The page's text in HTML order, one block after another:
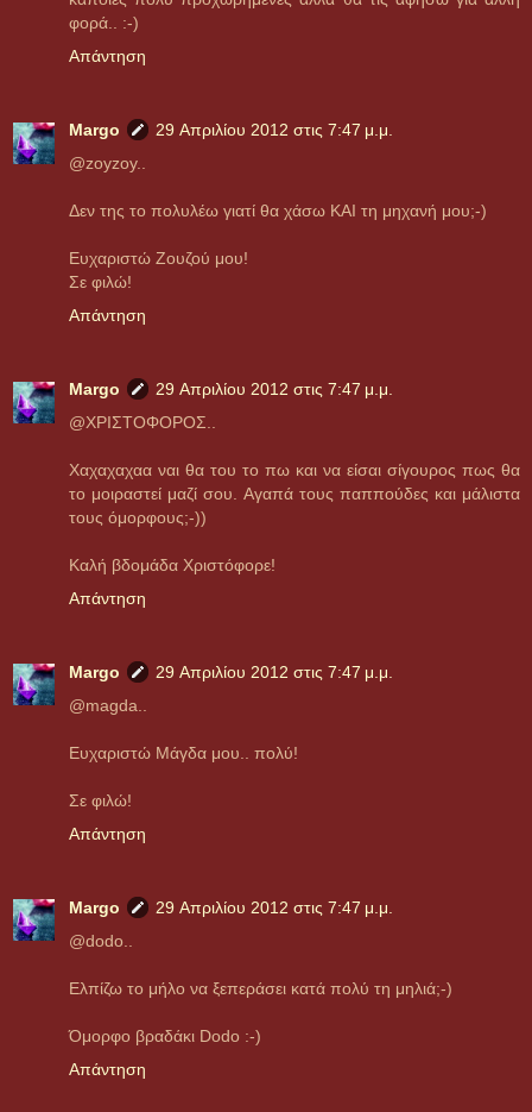
φορά.. :-)
Απάντηση
Margo
29 Απριλίου 2012 στις 7:47 μ.μ.
@zoyzoy..
Δεν της το πολυλέω γιατί θα χάσω KAI τη μηχανή μου;-)
Ευχαριστώ Ζουζού μου!
Σε φιλώ!
Απάντηση
Margo
29 Απριλίου 2012 στις 7:47 μ.μ.
@ΧΡΙΣΤΟΦΟΡΟΣ..
Χαχαχαχαα ναι θα του το πω και να είσαι σίγουρος πως θα
το μοιραστεί μαζί σου. Αγαπά τους παππούδες και μάλιστα
τους όμορφους;-))
Καλή βδομάδα Χριστόφορε!
Απάντηση
Margo
29 Απριλίου 2012 στις 7:47 μ.μ.
@magda..
Ευχαριστώ Μάγδα μου.. πολύ!
Σε φιλώ!
Απάντηση
Margo
29 Απριλίου 2012 στις 7:47 μ.μ.
@dodo..
Ελπίζω το μήλο να ξεπεράσει κατά πολύ τη μηλιά;-)
Όμορφο βραδάκι Dodo :-)
Απάντηση